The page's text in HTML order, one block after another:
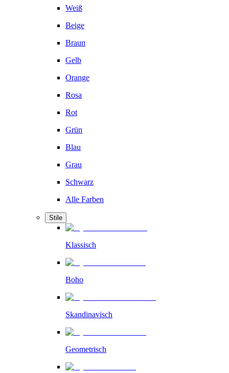
Weiß
Beige
Braun
Gelb
Orange
Rosa
Rot
Grün
Blau
Grau
Schwarz
Alle Farben
Stile
Klassisch
Boho
Skandinavisch
Geometrisch